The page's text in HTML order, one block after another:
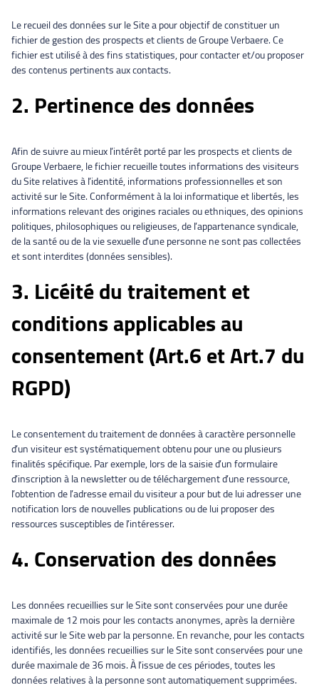
Le recueil des données sur le Site a pour objectif de constituer un
fichier de gestion des prospects et clients de Groupe Verbaere. Ce
fichier est utilisé à des fins statistiques, pour contacter et/ou proposer
des contenus pertinents aux contacts.
2. Pertinence des données
Afin de suivre au mieux l’intérêt porté par les prospects et clients de
Groupe Verbaere, le fichier recueille toutes informations des visiteurs
du Site relatives à l’identité, informations professionnelles et son
activité sur le Site. Conformément à la loi informatique et libertés, les
informations relevant des origines raciales ou ethniques, des opinions
politiques, philosophiques ou religieuses, de l’appartenance syndicale,
de la santé ou de la vie sexuelle d’une personne ne sont pas collectées
et sont interdites (données sensibles).
3. Licéité du traitement et
conditions applicables au
consentement (Art.6 et Art.7 du
RGPD)
Le consentement du traitement de données à caractère personnelle
d’un visiteur est systématiquement obtenu pour une ou plusieurs
finalités spécifique. Par exemple, lors de la saisie d’un formulaire
d’inscription à la newsletter ou de téléchargement d’une ressource,
l’obtention de l’adresse email du visiteur a pour but de lui adresser une
notification lors de nouvelles publications ou de lui proposer des
ressources susceptibles de l’intéresser.
4. Conservation des données
Les données recueillies sur le Site sont conservées pour une durée
maximale de 12 mois pour les contacts anonymes, après la dernière
activité sur le Site web par la personne. En revanche, pour les contacts
identifiés, les données recueillies sur le Site sont conservées pour une
durée maximale de 36 mois. À l’issue de ces périodes, toutes les
données relatives à la personne sont automatiquement supprimées.